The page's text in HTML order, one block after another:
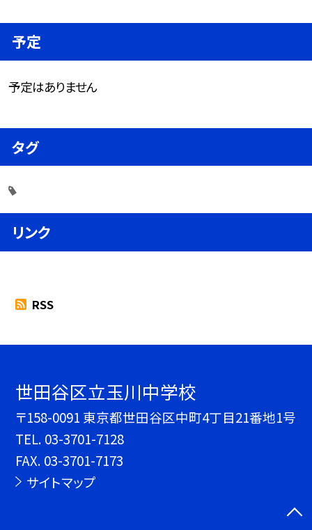
予定
予定はありません
タグ
リンク
RSS
世田谷区立玉川中学校
〒158-0091 東京都世田谷区中町4丁目21番地1号
TEL. 03-3701-7128
FAX. 03-3701-7173
サイトマップ